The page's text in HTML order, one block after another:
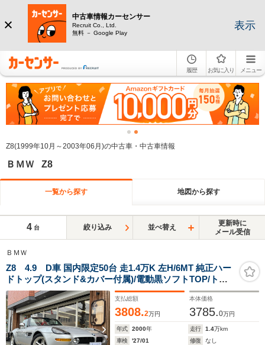
中古車情報カーセンサー
Recruit Co., Ltd.
無料 － Google Play
表示
履歴 お気に入り メニュー
Z8(1999年10月～2003年06月)の中古車・中古車情報
ＢＭＷ Z8
一覧から探す 地図から探す
4 台 絞り込み 並べ替え
更新時に
メール受信
ＢＭＷ
Z8 4.9 D車 国内限定50台 走1.4万K 左H/6MT 純正ハー
ドトップ(スタンド&カバー付属)/電動黒ソフトTOP/トノ
カバー付 純正18AW 赤×黒コンビシート&ヒーター 専用ア
ルミパネル&シフトノブ フルオリジナル BMW507モチー
フ
支払総額
3808.2万円
本体価格
3785.0万円
年式 2000年 走行 1.4万km
車検
'27/01 修復
なし